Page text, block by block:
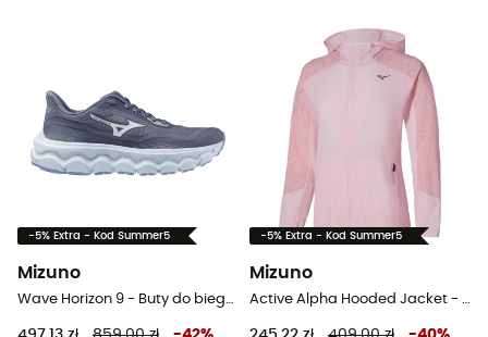
-5% Extra - Kod Summer5
Mizuno
Wave Horizon 9 - Buty do biegania damskie
-5% Extra - Kod Summer5
Mizuno
Active Alpha Hooded Jacket - Kurtka do biegania damska